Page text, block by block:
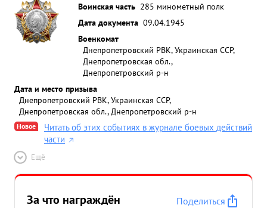
Воинская часть 285 минометный полк
Дата документа 09.04.1945
Военкомат
Днепропетровский РВК, Украинская ССР,
Днепропетровская обл.,
Днепропетровский р-н
Дата и место призыва
Днепропетровский РВК, Украинская ССР,
Днепропетровская обл., Днепропетровский р-н
Новое
Читать об этих событиях в журнале боевых действий
части
Ещё
За что награждён
Поделиться